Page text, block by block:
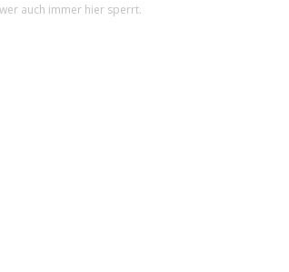
auch immer hier sperrt.